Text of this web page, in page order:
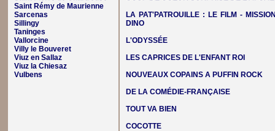
Saint Rémy de Maurienne
Sarcenas
Sillingy
Taninges
Vallorcine
Villy le Bouveret
Viuz en Sallaz
Viuz la Chiesaz
Vulbens
LA PAT'PATROUILLE : LE FILM -
DINO
L'ODYSSÉE
LES CAPRICES DE L'ENFANT ROI
NOUVEAUX COPAINS A PUFFIN ROCK
DE LA COMÉDIE-FRANÇAISE
TOUT VA BIEN
COCOTTE